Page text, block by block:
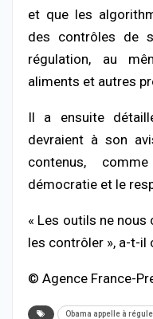
et que les
des contrôles de
régulation, au
aliments et autres
Il a ensuite
devraient à son
contenus,
démocratie et le
« Les outils ne
les contrôler », a-t-il
© Agence France-
Obama appelle à